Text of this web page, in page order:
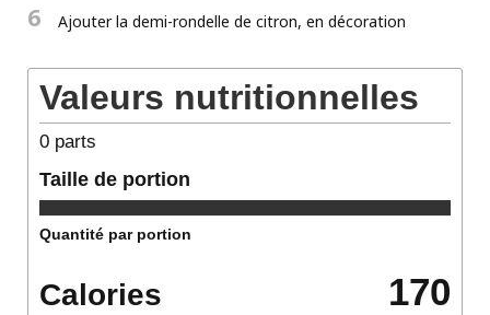
6 Ajouter la demi-rondelle de citron, en décoration
Valeurs nutritionnelles
0 parts
Taille de portion
Quantité par portion
Calories 170